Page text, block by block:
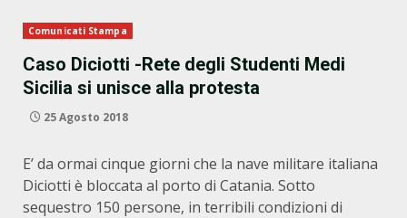
Comunicati Stampa
Caso Diciotti -Rete degli Studenti Medi
Sicilia si unisce alla protesta
25 Agosto 2018
E’ da ormai cinque giorni che la nave militare italiana
Diciotti è bloccata al porto di Catania. Sotto
sequestro 150 persone, in terribili condizioni di